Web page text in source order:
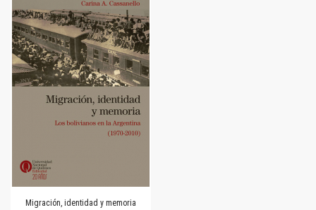
Migración, identidad y memoria